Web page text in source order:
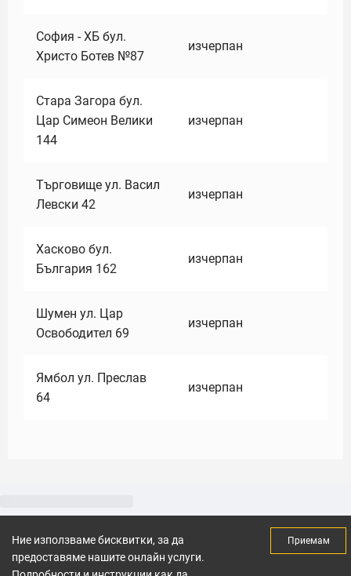
София - ХБ бул.
Христо Ботев №87
изчерпан
Стара Загора бул.
Цар Симеон Велики
144
изчерпан
Търговище ул. Васил
Левски 42
изчерпан
Хасково бул.
България 162
изчерпан
Шумен ул. Цар
Освободител 69
изчерпан
Ямбол ул. Преслав
64
изчерпан
Ние използваме бисквитки, за да
предоставяме нашите онлайн услуги.
Приемам